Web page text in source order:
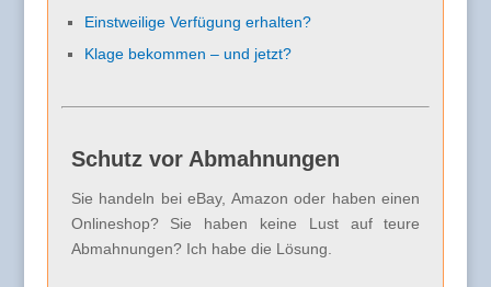
Einstweilige Verfügung erhalten?
Klage bekommen – und jetzt?
Schutz vor Abmahnungen
Sie handeln bei eBay, Amazon oder haben einen
Onlineshop? Sie haben keine Lust auf teure
Abmahnungen? Ich habe die Lösung.